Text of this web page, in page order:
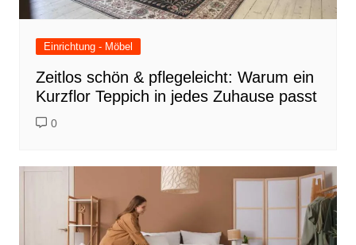
Einrichtung - Möbel
Zeitlos schön & pflegeleicht: Warum ein
Kurzflor Teppich in jedes Zuhause passt
0